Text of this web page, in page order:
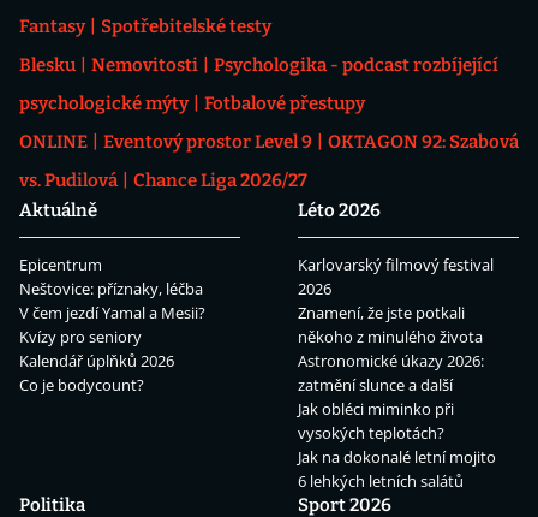
Fantasy
Spotřebitelské testy
Blesku
Nemovitosti
Psychologika - podcast rozbíjející
psychologické mýty
Fotbalové přestupy
ONLINE
Eventový prostor Level 9
OKTAGON 92: Szabová
vs. Pudilová
Chance Liga 2026/27
Aktuálně
Epicentrum
Neštovice: příznaky, léčba
V čem jezdí Yamal a Mesii?
Kvízy pro seniory
Kalendář úplňků 2026
Co je bodycount?
Léto 2026
Karlovarský filmový festival
2026
Znamení, že jste potkali
někoho z minulého života
Astronomické úkazy 2026:
zatmění slunce a další
Jak obléci miminko při
vysokých teplotách?
Jak na dokonalé letní mojito
6 lehkých letních salátů
Politika
Sport 2026